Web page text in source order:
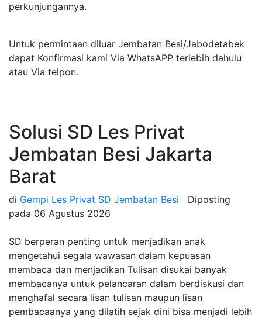
perkunjungannya.
Untuk permintaan diluar Jembatan Besi/Jabodetabek
dapat Konfirmasi kami Via WhatsAPP terlebih dahulu
atau Via telpon.
Solusi SD Les Privat
Jembatan Besi Jakarta
Barat
di Gempi Les Privat SD Jembatan Besi
Diposting
pada 06 Agustus 2026
SD berperan penting untuk menjadikan anak
mengetahui segala wawasan dalam kepuasan
membaca dan menjadikan Tulisan disukai banyak
membacanya untuk pelancaran dalam berdiskusi dan
menghafal secara lisan tulisan maupun lisan
pembacaanya yang dilatih sejak dini bisa menjadi lebih